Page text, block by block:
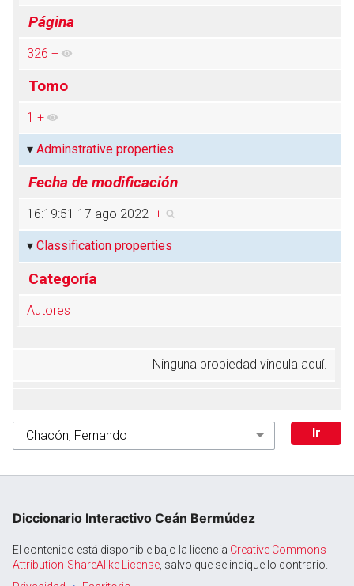
Página
326 +
Tomo
1 +
Adminstrative properties
Fecha de modificación
16:19:51 17 ago 2022 +
Classification properties
Categoría
Autores
Ninguna propiedad vincula aquí.
Diccionario Interactivo Ceán Bermúdez
El contenido está disponible bajo la licencia Creative Commons
Attribution-ShareAlike License , salvo que se indique lo contrario.